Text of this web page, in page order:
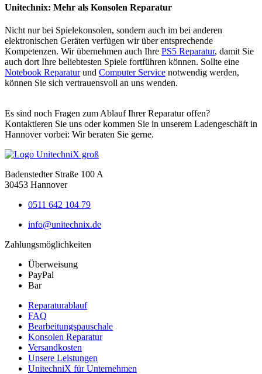
Unitechnix: Mehr als Konsolen Reparatur
Nicht nur bei Spielekonsolen, sondern auch im bei anderen
elektronischen Geräten verfügen wir über entsprechende
Kompetenzen. Wir übernehmen auch Ihre PS5 Reparatur, damit Sie
auch dort Ihre beliebtesten Spiele fortführen können. Sollte eine
Notebook Reparaturund Computer Service notwendig werden,
können Sie sich vertrauensvoll an uns wenden.
Es sind noch Fragen zum Ablauf Ihrer Reparatur offen?
Kontaktieren Sie uns oder kommen Sie in unserem Ladengeschäft in
Hannover vorbei: Wir beraten Sie gerne.
Badenstedter Straße 100 A
30453 Hannover
0511 642 104 79
info@unitechnix.de
Zahlungsmöglichkeiten
Überweisung
PayPal
Bar
Reparaturablauf
FAQ
Bearbeitungspauschale
Konsolen Reparatur
Versandkosten
Unsere Leistungen
UnitechniX für Unternehmen